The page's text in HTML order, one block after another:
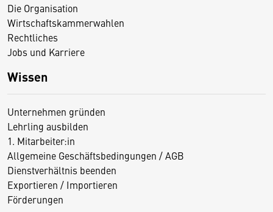
Die Organisation
Wirtschaftskammerwahlen
Rechtliches
Jobs und Karriere
Wissen
Unternehmen gründen
Lehrling ausbilden
1. Mitarbeiter:in
Allgemeine Geschäftsbedingungen / AGB
Dienstverhältnis beenden
Exportieren / Importieren
Förderungen